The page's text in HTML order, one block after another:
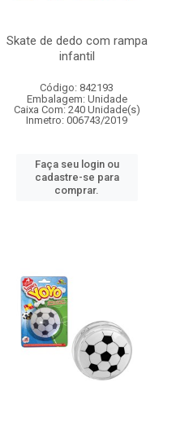
Skate de dedo com rampa
infantil
Código: 842193
Embalagem: Unidade
Caixa Com: 240 Unidade(s)
Inmetro: 006743/2019
Faça seu login ou
cadastre-se para
comprar.